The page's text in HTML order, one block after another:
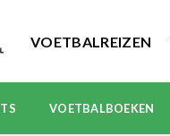
VOETBALREIZEN
VOETBALBOEKEN